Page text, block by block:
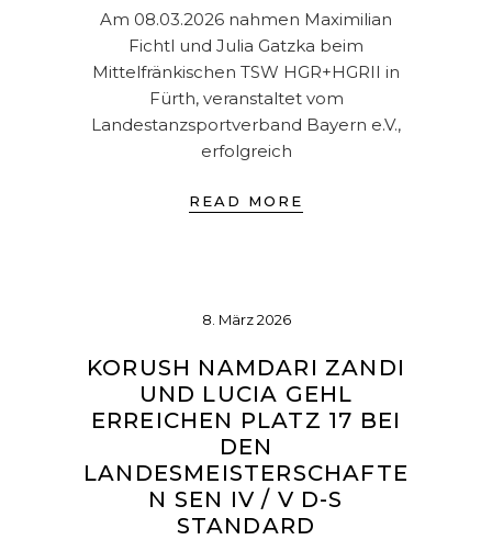
Am 08.03.2026 nahmen Maximilian
Fichtl und Julia Gatzka beim
Mittelfränkischen TSW HGR+HGRII in
Fürth, veranstaltet vom
Landestanzsportverband Bayern e.V.,
erfolgreich
READ MORE
8. März 2026
KORUSH NAMDARI ZANDI
UND LUCIA GEHL
ERREICHEN PLATZ 17 BEI
DEN
LANDESMEISTERSCHAFTE
N SEN IV / V D-S
STANDARD